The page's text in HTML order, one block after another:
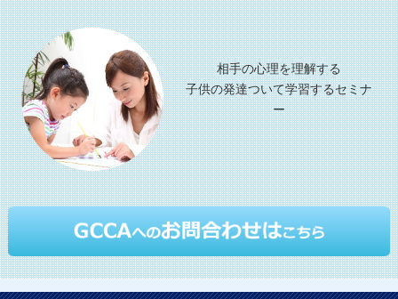
相手の心理を理解する
子供の発達ついて学習するセミナ
ー